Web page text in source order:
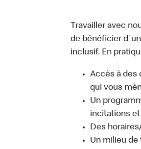
Travailler avec
de bénéficier
inclusif. En
Accès à des
qui vous
Un
incitations
Des
Un milieu